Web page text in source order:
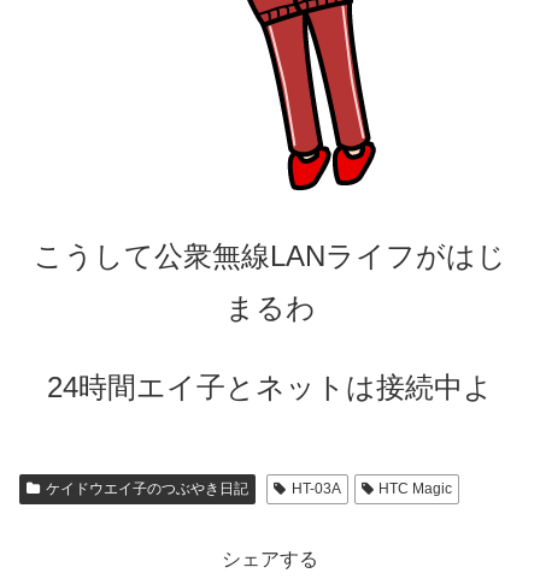
こうして公衆無線LANライフがはじ
まるわ
24時間エイ子とネットは接続中よ
ケイドウエイ子のつぶやき日記 HT-03A HTC Magic
シェアする